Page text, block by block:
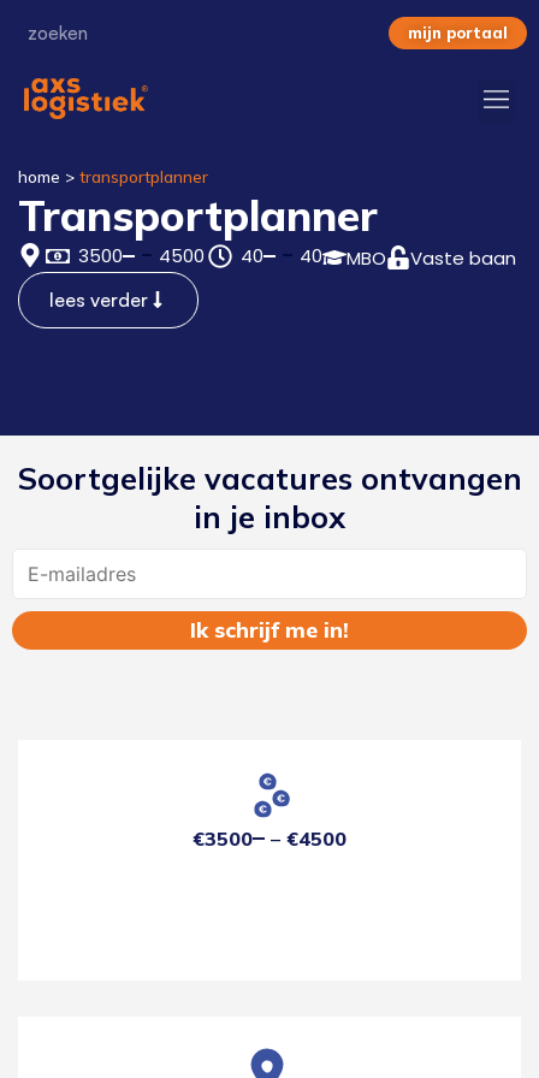
mijn portaal
home > transportplanner
Transportplanner
3500 4500 40 40 MBO Vaste baan
lees verder
Soortgelijke vacatures ontvangen
in je inbox
€3500 €4500